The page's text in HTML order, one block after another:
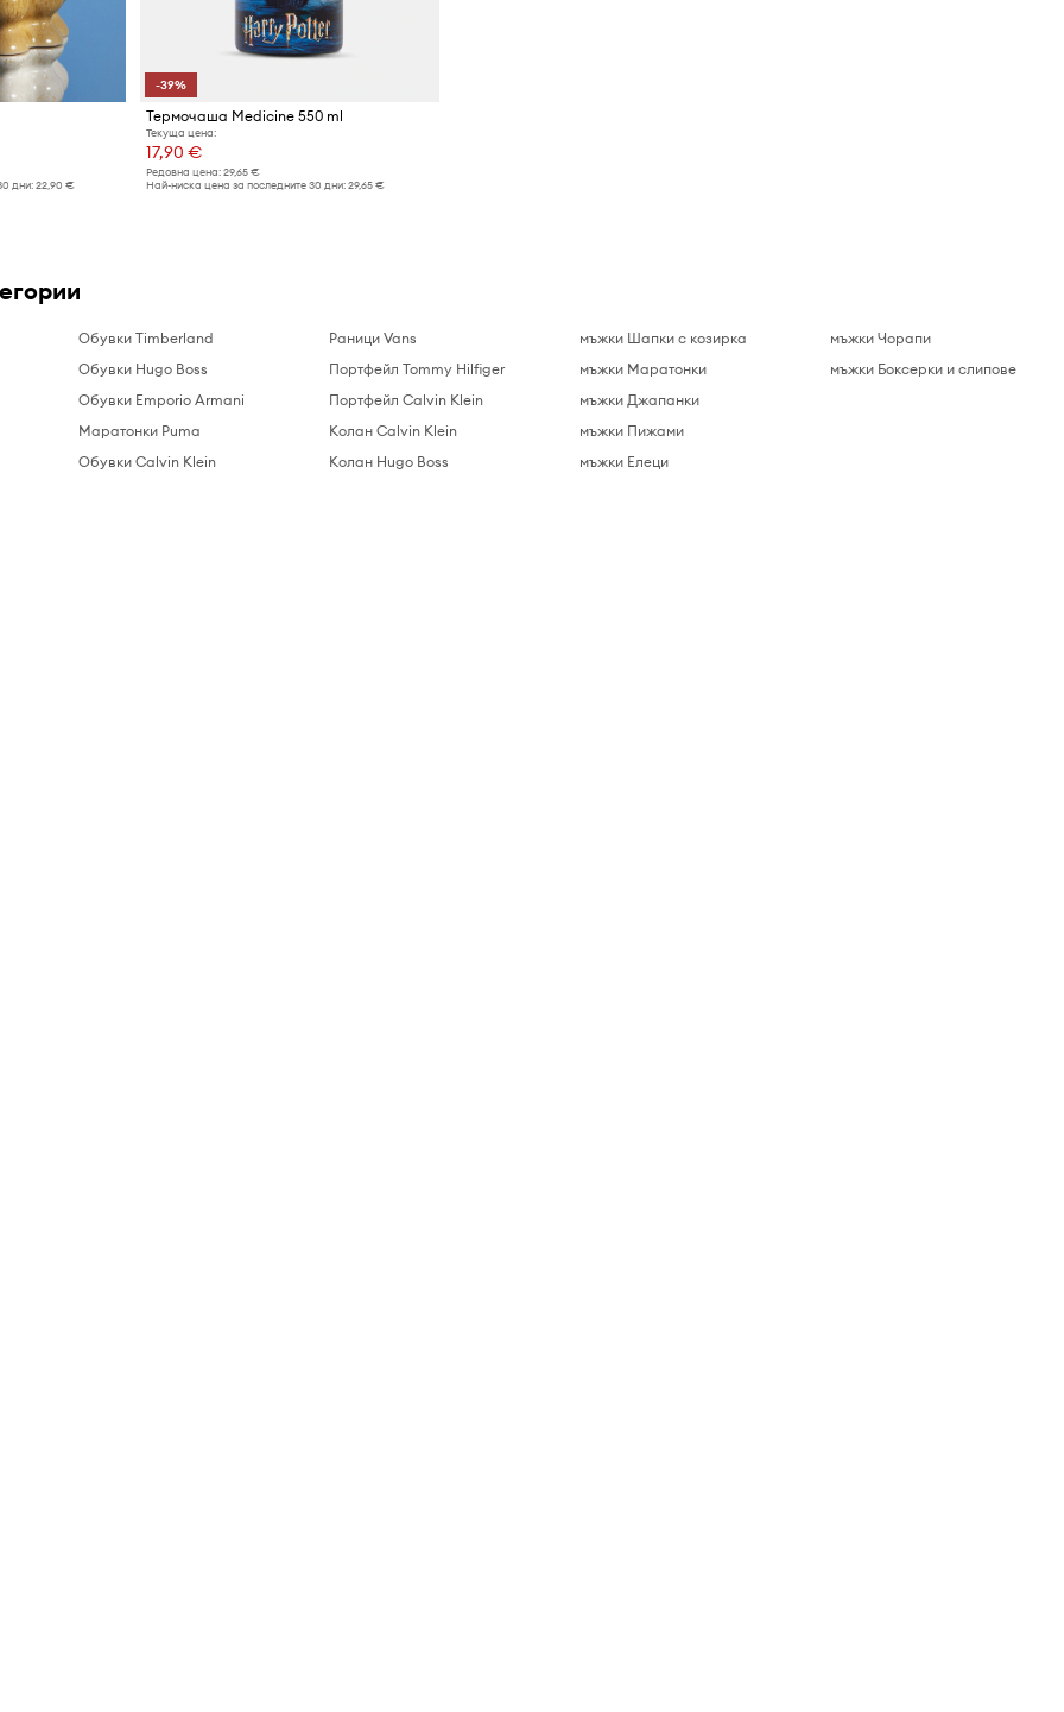
дни: 22,90 €
-39%
Термочаша Medicine 550 ml
Текуща цена:
17,90 €
Редовна цена: 29,65 €
Най-ниска цена за последните 30 дни: 29,65 €
Обувки Timberland
Обувки Hugo Boss
Обувки Emporio Armani
Маратонки Puma
Обувки Calvin Klein
Раници Vans
Портфейл Tommy Hilfiger
Портфейл Calvin Klein
Колан Calvin Klein
Колан Hugo Boss
мъжки Шапки с козирка
мъжки Маратонки
мъжки Джапанки
мъжки Пижами
мъжки Елеци
мъжки Чорапи
мъжки Боксерки и слипове